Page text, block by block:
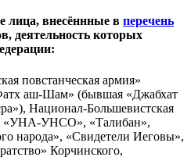
лица, внесённные в перечень
деятельность которых
повстанческая армия»
аш-Шам» (бывшая «Джабхат
Национал-Большевистская
«УНА-УНСО», «Талибан»,
народа», «Свидетели Иеговы»,
Корчинского,